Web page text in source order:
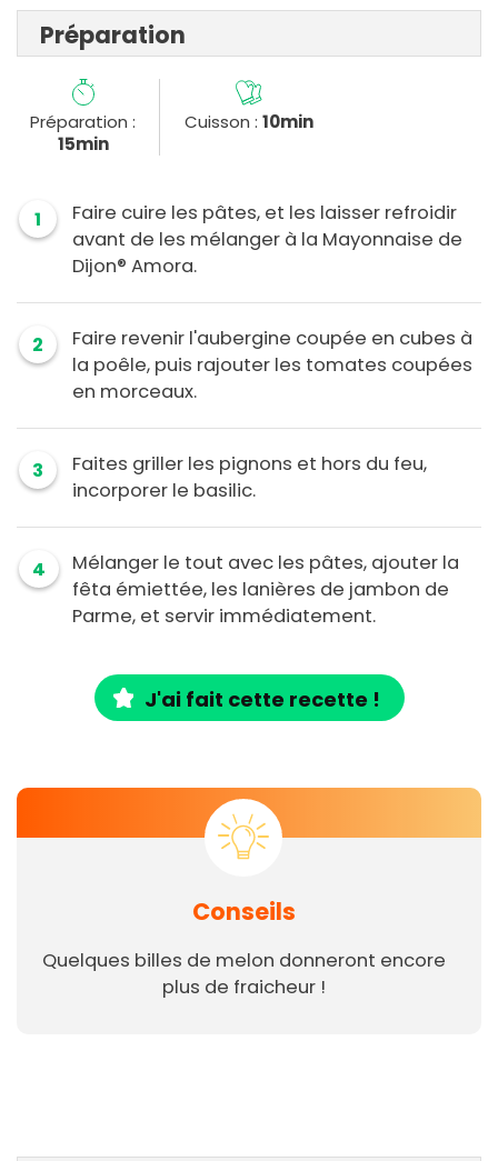
Préparation
Préparation :
15min
Cuisson : 10min
1
Faire cuire les pâtes, et les laisser refroidir
avant de les mélanger à la Mayonnaise de
Dijon® Amora.
2
Faire revenir l'aubergine coupée en cubes à
la poêle, puis rajouter les tomates coupées
en morceaux.
3
Faites griller les pignons et hors du feu,
incorporer le basilic.
4
Mélanger le tout avec les pâtes, ajouter la
fêta émiettée, les lanières de jambon de
Parme, et servir immédiatement.
J'ai fait cette recette !
Conseils
Quelques billes de melon donneront encore
plus de fraicheur !